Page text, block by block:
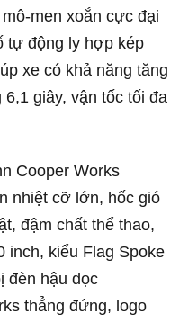
men xoắn cực đại
tự động ly hợp kép
xe có khả năng tăng
giây, vận tốc tối đa
Cooper Works
nhiệt cỡ lớn, hốc gió
đậm chất thể thao,
inch, kiểu Flag Spoke
đèn hậu dọc
thẳng đứng, logo